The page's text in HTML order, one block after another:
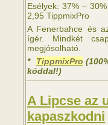
Esélyek: 37% –
2,95 TippmixPro
A Fenerbahce és
ígér. Mindkét
megjósolható.
* TippmixPro
kóddal!)
A Lipcse az
kapaszkodni